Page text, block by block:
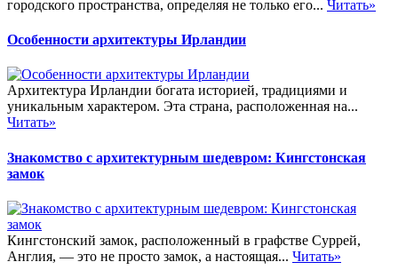
городского пространства, определяя не только его... Читать»
Особенности архитектуры Ирландии
Архитектура Ирландии богата историей, традициями и
уникальным характером. Эта страна, расположенная на...
Читать»
Знакомство с архитектурным шедевром: Кингстонская
замок
Кингстонский замок, расположенный в графстве Суррей,
Англия, — это не просто замок, а настоящая... Читать»